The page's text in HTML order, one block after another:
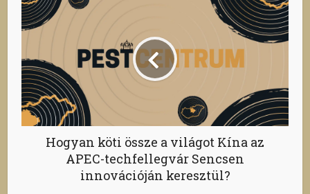
Hogyan köti össze a világot Kína az
APEC-techfellegvár Sencsen
innovációján keresztül?